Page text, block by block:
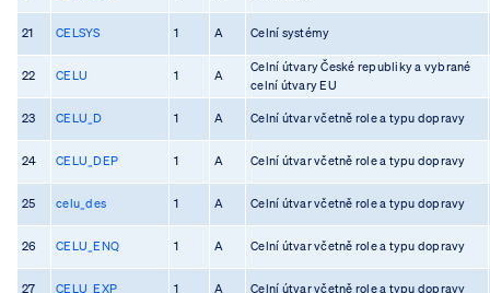
21 CELSYS 1 A Celní systémy
22 CELU 1 A
Celní útvary České republiky a vybrané
celní útvary EU
23 CELU_D 1 A Celní útvar včetně role a typu dopravy
24 CELU_DEP 1 A Celní útvar včetně role a typu dopravy
25 celu_des 1 A Celní útvar včetně role a typu dopravy
26 CELU_ENQ 1 A Celní útvar včetně role a typu dopravy
27 CELU_EXP 1 A Celní útvar včetně role a typu dopravy